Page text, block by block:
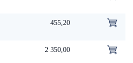
455,20
2 350,00